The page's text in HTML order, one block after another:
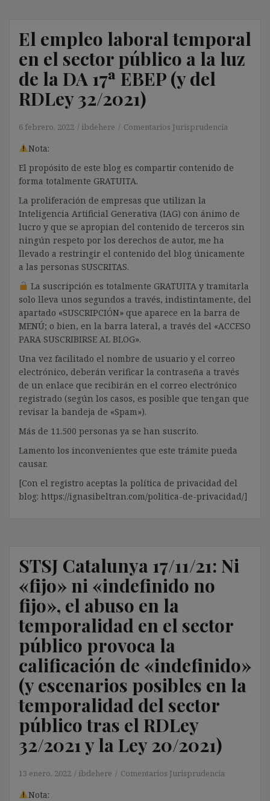
El empleo laboral temporal
en el sector público a la luz
de la DA 17ª EBEP (y del
RDLey 32/2021)
6 febrero, 2022 ibdehere Comentarios Jurisprudencia
Nota:
El propósito de este blog es compartir contenido de
forma totalmente GRATUITA.
La proliferación de empresas que utilizan la
Inteligencia Artificial Generativa (IAG) con ánimo de
lucro y que se apropian del contenido de terceros sin
ningún respeto por los derechos de autor, me ha
llevado a restringir el contenido del blog únicamente
a las personas SUSCRITAS.
La suscripción es totalmente GRATUITA y tramitarla
solo lleva unos segundos a través, indistintamente, del
apartado «SUSCRIPCIÓN» que aparece en la barra de
MENÚ; o bien, en la barra lateral, a través del «ACCESO
PARA SUSCRIBIRSE AL BLOG».
Una vez facilitado el nombre de usuario y el correo
electrónico, deberán verificar la contraseña a través
de un enlace que recibirán en el correo electrónico
registrado (según los casos, es posible que tengan que
revisar la bandeja de «Spam»).
Más de 11.500 personas ya se han suscrito.
Lamento los inconvenientes que este trámite pueda
causar.
[Con el registro aceptas la política de privacidad del
blog: https://ignasibeltran.com/politica-de-privacidad/]
STSJ Catalunya 17/11/21: Ni
«fijo» ni «indefinido no
fijo», el abuso en la
temporalidad en el sector
público provoca la
calificación de «indefinido»
(y escenarios posibles en la
temporalidad del sector
público tras el RDLey
32/2021 y la Ley 20/2021)
13 enero, 2022 ibdehere Comentarios Jurisprudencia
Nota: